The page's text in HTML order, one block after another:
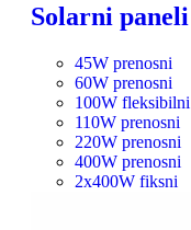
Solarni paneli
45W prenosni
60W prenosni
100W fleksibilni
110W prenosni
220W prenosni
400W prenosni
2x400W fiksni